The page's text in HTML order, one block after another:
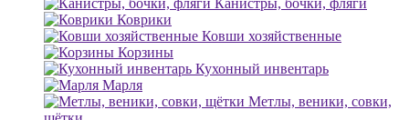
Канистры, бочки, фляги
Коврики
Ковши хозяйственные
Корзины
Кухонный инвентарь
Марля
Метлы, веники, совки,